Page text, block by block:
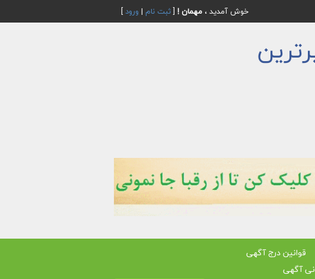
خوش آمدید ، مهمان ! [ثبت نام | ورود]
قوانین درج آگهی
آگهی